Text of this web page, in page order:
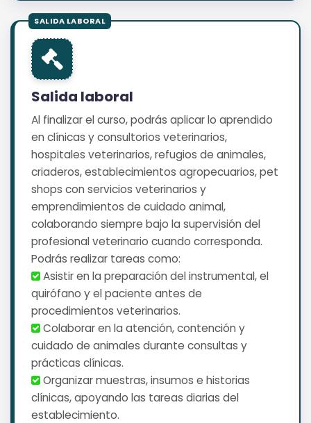
Salida laboral
Al finalizar el curso, podrás aplicar lo aprendido
en clínicas y consultorios veterinarios,
hospitales veterinarios, refugios de animales,
criaderos, establecimientos agropecuarios, pet
shops con servicios veterinarios y
emprendimientos de cuidado animal,
colaborando siempre bajo la supervisión del
profesional veterinario cuando corresponda.
Podrás realizar tareas como:
️ Asistir en la preparación del instrumental, el
quirófano y el paciente antes de
procedimientos veterinarios.
️ Colaborar en la atención, contención y
cuidado de animales durante consultas y
prácticas clínicas.
️ Organizar muestras, insumos e historias
clínicas, apoyando las tareas diarias del
establecimiento.